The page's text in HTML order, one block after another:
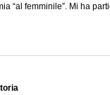
“al femminile”. Mi ha